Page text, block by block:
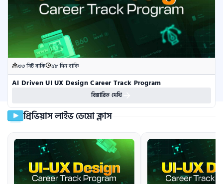
৩৩ সিট বাকি ১৮ দিন বাকি
AI Driven UI UX Design Career Track Program
বিস্তারিত দেখি
প্রিভিয়াস লাইভ ডেমো ক্লাস